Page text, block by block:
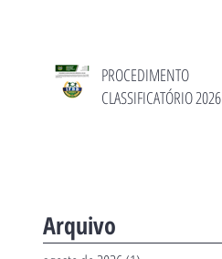
PROCEDIMENTO
CLASSIFICATÓRIO 2026
Arquivo